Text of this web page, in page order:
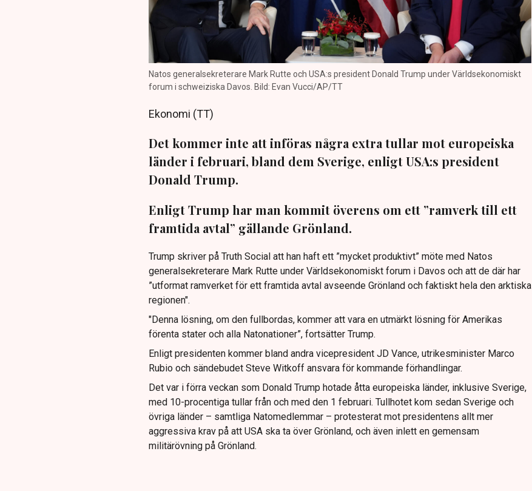
Natos generalsekreterare Mark Rutte och USA:s president Donald Trump under Världsekonomiskt
forum i schweiziska Davos. Bild: Evan Vucci/AP/TT
Ekonomi (TT)
Det kommer inte att införas några extra tullar mot europeiska
länder i februari, bland dem Sverige, enligt USA:s president
Donald Trump.
Enligt Trump har man kommit överens om ett ”ramverk till ett
framtida avtal” gällande Grönland.
Trump skriver på Truth Social att han haft ett ”mycket produktivt” möte med Natos
generalsekreterare Mark Rutte under Världsekonomiskt forum i Davos och att de där har
”utformat ramverket för ett framtida avtal avseende Grönland och faktiskt hela den arktiska
regionen".
"Denna lösning, om den fullbordas, kommer att vara en utmärkt lösning för Amerikas
förenta stater och alla Natonationer”, fortsätter Trump.
Enligt presidenten kommer bland andra vicepresident JD Vance, utrikesminister Marco
Rubio och sändebudet Steve Witkoff ansvara för kommande förhandlingar.
Det var i förra veckan som Donald Trump hotade åtta europeiska länder, inklusive Sverige,
med 10-procentiga tullar från och med den 1 februari. Tullhotet kom sedan Sverige och
övriga länder – samtliga Natomedlemmar – protesterat mot presidentens allt mer
aggressiva krav på att USA ska ta över Grönland, och även inlett en gemensam
militärövning på Grönland.